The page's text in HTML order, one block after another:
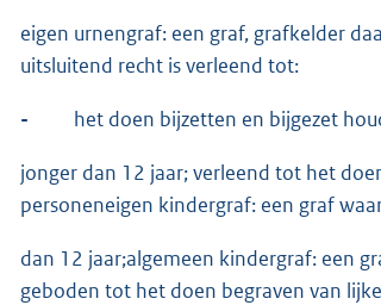
eigen urnengraf: een graf, grafkelder
uitsluitend recht is verleend tot:
- het doen bijzetten en bijgezet
jonger dan 12 jaar; verleend tot het
personeneigen kindergraf: een graf
dan 12 jaar;algemeen kindergraf: een
geboden tot het doen begraven van